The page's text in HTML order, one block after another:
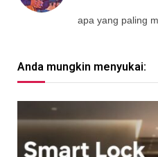
apa yang paling
Anda mungkin menyukai: